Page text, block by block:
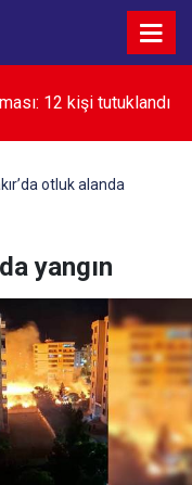
12 kişi tutuklandı
otluk alanda
yangın